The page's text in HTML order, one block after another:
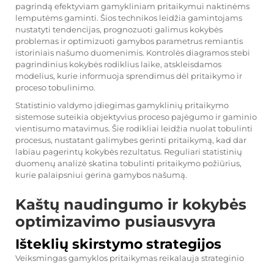
pagrindą efektyviam gamykliniam pritaikymui naktinėms
lemputėms gaminti. Šios technikos leidžia gamintojams
nustatyti tendencijas, prognozuoti galimus kokybės
problemas ir optimizuoti gamybos parametrus remiantis
istoriniais našumo duomenimis. Kontrolės diagramos stebi
pagrindinius kokybės rodiklius laike, atskleisdamos
modelius, kurie informuoja sprendimus dėl pritaikymo ir
proceso tobulinimo.
Statistinio valdymo įdiegimas gamyklinių pritaikymo
sistemose suteikia objektyvius proceso pajėgumo ir gaminio
vientisumo matavimus. Šie rodikliai leidžia nuolat tobulinti
procesus, nustatant galimybes gerinti pritaikymą, kad dar
labiau pagerintų kokybės rezultatus. Reguliari statistinių
duomenų analizė skatina tobulinti pritaikymo požiūrius,
kurie palaipsniui gerina gamybos našumą.
Kaštų naudingumo ir kokybės
optimizavimo pusiausvyra
Išteklių skirstymo strategijos
Veiksmingas gamyklos pritaikymas reikalauja strateginio